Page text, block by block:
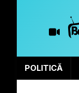
POLITICĂ